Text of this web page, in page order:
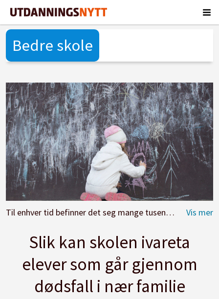
Bedre skole
Til enhver tid befinner det seg mange tusen barn i skoler og barnehager som har opplevd foreldretap, skriver Atle Dyregrov, Martin Lytje og Kari Dryregrov. Illustrasjonsfoto: Adobe Stock
Slik kan skolen ivareta
elever som går gjennom
dødsfall i nær familie